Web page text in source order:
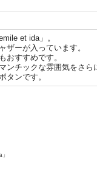
et ida」。
ザーが入っています。
おすすめです。
チックな雰囲気をさら
タンです。